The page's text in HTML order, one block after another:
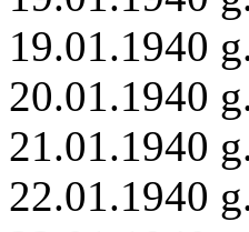
19.01.1940
20.01.1940
21.01.1940
22.01.1940